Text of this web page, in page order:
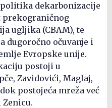
dekarbonizacije
prekograničnog
ugljika (CBAM), te
dugoročno očuvanje i
Evropske unije.
postoji u
Zavidovići, Maglaj,
postojeća mreža već
Zenicu.